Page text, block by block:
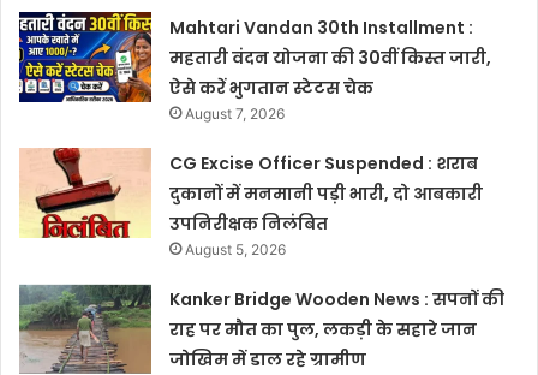
Mahtari Vandan 30th Installment :
महतारी वंदन योजना की 30वीं किस्त जारी,
ऐसे करें भुगतान स्टेटस चेक
August 7, 2026
CG Excise Officer Suspended : शराब
दुकानों में मनमानी पड़ी भारी, दो आबकारी
उपनिरीक्षक निलंबित
August 5, 2026
Kanker Bridge Wooden News : सपनों की
राह पर मौत का पुल, लकड़ी के सहारे जान
जोखिम में डाल रहे ग्रामीण